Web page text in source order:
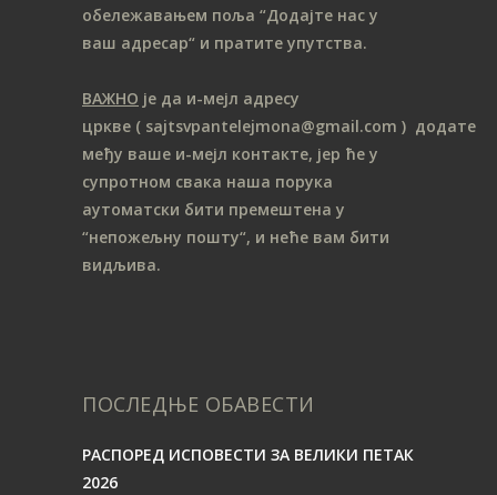
обележавањем поља “Додајте нас у
ваш адресар“ и пратите упутства.
ВАЖНО је да и-мејл адресу
цркве ( sajtsvpantelejmona@gmail.com ) додате
међу ваше и-мејл контакте, јер ће у
супротном свака наша порука
аутоматски бити премештена у
“непожељну пошту“, и неће вам бити
видљива.
ПОСЛЕДЊЕ ОБАВЕСТИ
РАСПОРЕД ИСПОВЕСТИ ЗА ВЕЛИКИ ПЕТАК
2026